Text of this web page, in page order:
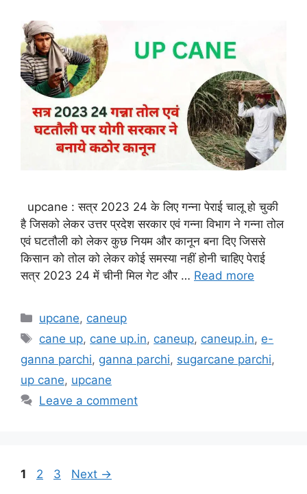
upcane : सत्र 2023 24 के लिए गन्ना पेराई चालू हो चुकी
है जिसको लेकर उत्तर प्रदेश सरकार एवं गन्ना विभाग ने गन्ना तोल
एवं घटतौली को लेकर कुछ नियम और कानून बना दिए जिससे
किसान को तोल को लेकर कोई समस्या नहीं होनी चाहिए पेराई
सत्र 2023 24 में चीनी मिल गेट और … Read more
Categories
upcane, caneup
Tags
cane up, cane up.in, caneup, caneup.in, e-
ganna parchi, ganna parchi, sugarcane parchi,
up cane, upcane
Leave a comment
Page
1 Page
2 Page
3 Next →